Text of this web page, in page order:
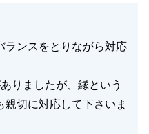
ランスをとりながら対応
りましたが、縁という
切に対応して下さいま